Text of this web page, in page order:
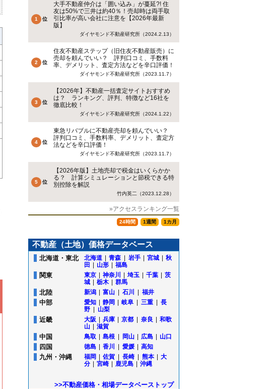
大手不動産仲介は「囲い込み」が蔓延?! 住
友は50%で三井は約40％！売却時は両手取
引比率が高い会社に注意を【2026年最新
版】
ダイヤモンド不動産研究所（2024.2.13）
住友不動産ステップ（旧住友不動産販売）に
売却を頼んでいい？ 評判口コミ、手数料
率、デメリット、査定方法などを辛口評価！
ダイヤモンド不動産研究所（2023.11.7）
【2026年】不動産一括査定サイトおすすめ
は？ ランキング、評判、特徴など16社を
徹底比較！
ダイヤモンド不動産研究所（2024.1.22）
東急リバブルに不動産売却を頼んでいい？
評判口コミ、手数料率、デメリット、査定方
法などを辛口評価！
ダイヤモンド不動産研究所（2023.11.7）
【2026年版】土地売却で税金はいくらかか
る？ 計算シミュレーションと節税できる特
別控除を解説
竹内英二（2023.12.28）
»アクセスランキング一覧
24時間 1週間 1カ月
不動産（土地）価格データベース
北海道・東北 北海道 青森 岩手 宮城
秋
田
山形 福島
関東 東京 神奈川 埼玉 千葉
茨
城
栃木 群馬
北陸 新潟 富山 石川 福井
中部 愛知 静岡 岐阜 三重
長
野
山梨
近畿 大阪 兵庫 京都 奈良
和歌
山
滋賀
中国 鳥取 島根 岡山 広島 山口
四国 徳島 香川 愛媛 高知
九州・沖縄 福岡 佐賀 長崎 熊本
大
分
宮崎 鹿児島 沖縄
>>不動産価格・相場データベーストップ